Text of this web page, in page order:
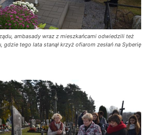
ambasady wraz z mieszkańcami odwiedzili też
gdzie tego lata stanął krzyż ofiarom zesłań na Syberię